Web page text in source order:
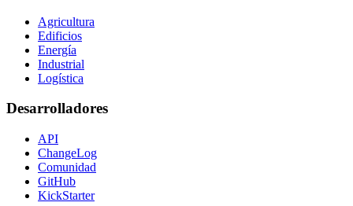
Agricultura
Edificios
Energía
Industrial
Logística
Desarrolladores
API
ChangeLog
Comunidad
GitHub
KickStarter